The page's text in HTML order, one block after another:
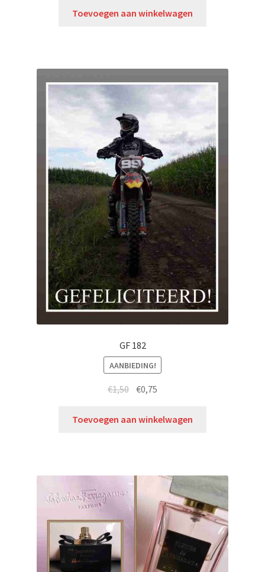
Toevoegen aan winkelwagen
GF 182
AANBIEDING!
€1,50 €0,75
Toevoegen aan winkelwagen